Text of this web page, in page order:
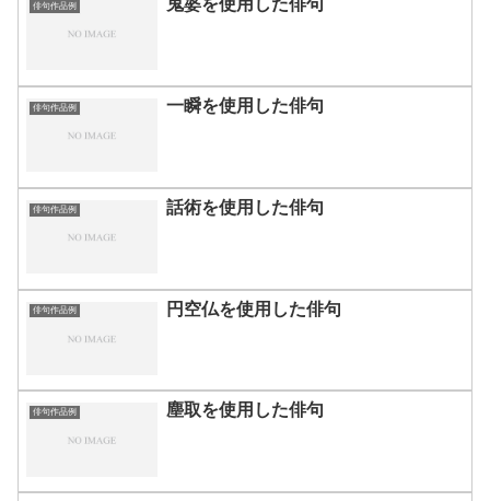
俳句作品例
俳句作品例 一瞬を使用した俳句
俳句作品例 話術を使用した俳句
俳句作品例 円空仏を使用した俳句
俳句作品例 塵取を使用した俳句